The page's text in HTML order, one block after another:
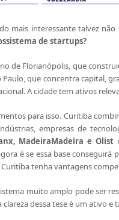
mais interessante talvez
de startups?
de Florianópolis, que
Paulo, que concentra capital,
A cidade tem ativos
para isso. Curitiba
empresas de
MadeiraMadeira e Olist
é se essa base
tenha vantagens
muito amplo pode ser
clareza dessa tese é um ativo e